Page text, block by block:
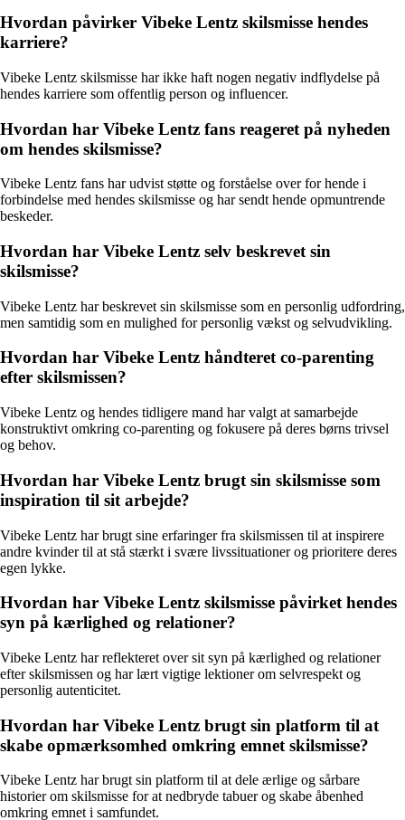
Hvordan påvirker Vibeke Lentz skilsmisse hendes
karriere?
Vibeke Lentz skilsmisse har ikke haft nogen negativ indflydelse på
hendes karriere som offentlig person og influencer.
Hvordan har Vibeke Lentz fans reageret på nyheden
om hendes skilsmisse?
Vibeke Lentz fans har udvist støtte og forståelse over for hende i
forbindelse med hendes skilsmisse og har sendt hende opmuntrende
beskeder.
Hvordan har Vibeke Lentz selv beskrevet sin
skilsmisse?
Vibeke Lentz har beskrevet sin skilsmisse som en personlig udfordring,
men samtidig som en mulighed for personlig vækst og selvudvikling.
Hvordan har Vibeke Lentz håndteret co-parenting
efter skilsmissen?
Vibeke Lentz og hendes tidligere mand har valgt at samarbejde
konstruktivt omkring co-parenting og fokusere på deres børns trivsel
og behov.
Hvordan har Vibeke Lentz brugt sin skilsmisse som
inspiration til sit arbejde?
Vibeke Lentz har brugt sine erfaringer fra skilsmissen til at inspirere
andre kvinder til at stå stærkt i svære livssituationer og prioritere deres
egen lykke.
Hvordan har Vibeke Lentz skilsmisse påvirket hendes
syn på kærlighed og relationer?
Vibeke Lentz har reflekteret over sit syn på kærlighed og relationer
efter skilsmissen og har lært vigtige lektioner om selvrespekt og
personlig autenticitet.
Hvordan har Vibeke Lentz brugt sin platform til at
skabe opmærksomhed omkring emnet skilsmisse?
Vibeke Lentz har brugt sin platform til at dele ærlige og sårbare
historier om skilsmisse for at nedbryde tabuer og skabe åbenhed
omkring emnet i samfundet.